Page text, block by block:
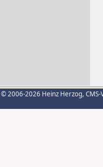
© 2006-2026 Heinz Herzog,